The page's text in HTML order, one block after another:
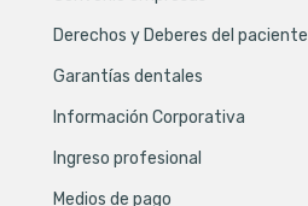
Derechos y Deberes del paciente
Garantías dentales
Información Corporativa
Ingreso profesional
Medios de pago